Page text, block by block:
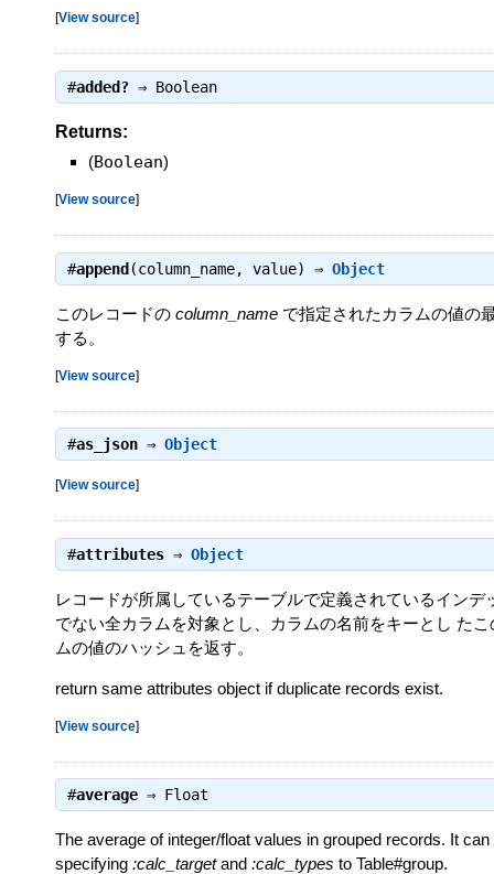
[View source]
#added? ⇒ Boolean
Returns:
(Boolean)
[View source]
#append (column_name, value) ⇒ Object
このレコードの column_name で指定されたカラムの値の
する。
[View source]
#as_json ⇒ Object
[View source]
#attributes ⇒ Object
レコードが所属しているテーブルで定義されているインデ
でない全カラムを対象とし、カラムの名前をキーとし た
ムの値のハッシュを返す。
return same attributes object if duplicate records exist.
[View source]
#average ⇒ Float
The average of integer/float values in grouped records. It
specifying :calc_targetand :calc_types to Table#group.